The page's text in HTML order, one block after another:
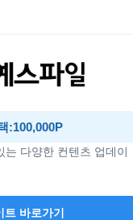
:100,000P
는 다양한 컨텐츠 업데이
트 바로가기